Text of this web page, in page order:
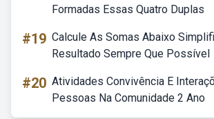
Formadas Essas Quatro Duplas
#19 Calcule As Somas Abaixo
Resultado Sempre Que Possível
#20 Atividades Convivência E
Pessoas Na Comunidade 2 Ano